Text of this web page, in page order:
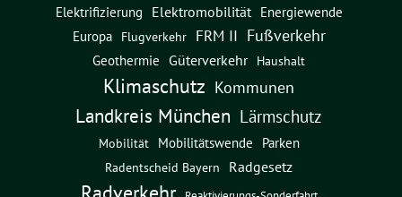
Elektrifizierung
Elektromobilität Energiewende
Europa Flugverkehr FRM II Fußverkehr
Geothermie Güterverkehr Haushalt
Klimaschutz Kommunen
Landkreis München Lärmschutz
Mobilität Mobilitätswende Parken
Radentscheid Bayern Radgesetz